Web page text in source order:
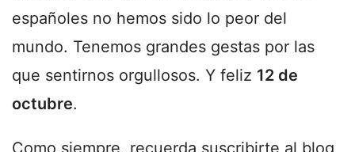
españoles no hemos sido lo peor del
mundo. Tenemos grandes gestas por las
que sentirnos orgullosos. Y feliz 12 de
octubre.
Como siempre, recuerda suscribirte al blog